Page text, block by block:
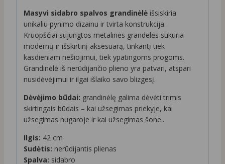
Masyvi sidabro spalvos grandinėlė išsiskiria
unikaliu pynimo dizainu ir tvirta konstrukcija.
Kruopščiai sujungtos metalinės grandelės sukuria
modernų ir išskirtinį aksesuarą, tinkantį tiek
kasdieniam nešiojimui, tiek ypatingoms progoms.
Grandinėlė iš nerūdijančio plieno yra patvari, atspari
nusidėvėjimui ir ilgai išlaiko savo blizgesį.
Dėvėjimo būdai: grandinėlę galima dėvėti trimis
skirtingais būdais – kai užsegimas priekyje, kai
užsegimas nugaroje ir kai užsegimas šone..
Ilgis: 42 cm
Sudėtis: nerūdijantis plienas
Spalva: sidabro